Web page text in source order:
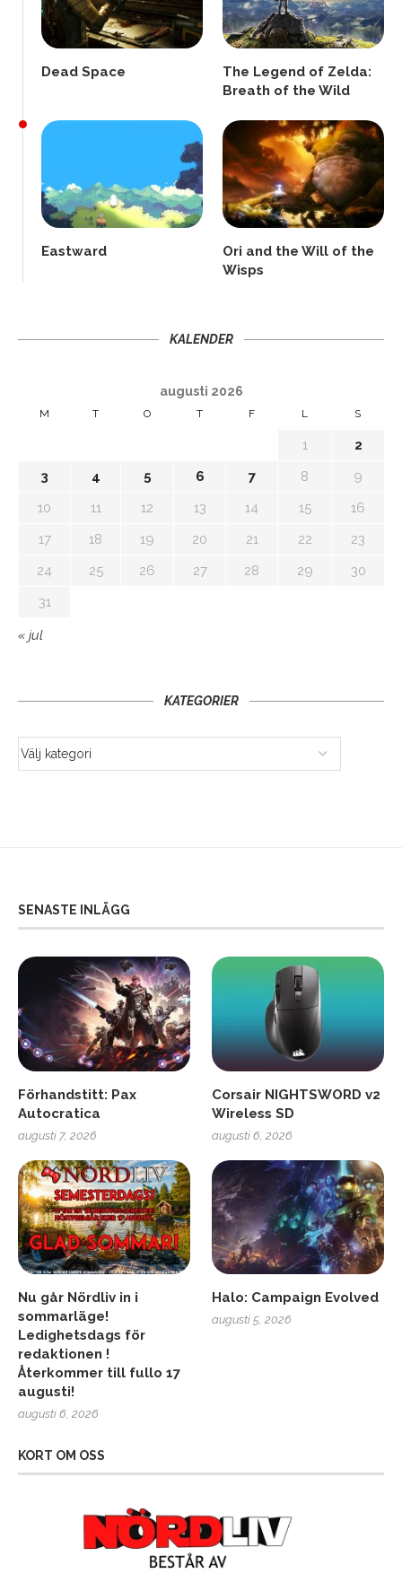
Dead Space
The Legend of Zelda:
Breath of the Wild
Eastward
Ori and the Will of the
Wisps
KALENDER
augusti 2026
M T O T F L S
1
2
3
4 5 6 7 8
9
10
11 12 13 14 15
16
17
18 19 20 21 22
23
24
25 26 27 28 29
30
31
« jul
KATEGORIER
SENASTE INLÄGG
Förhandstitt: Pax
Autocratica
augusti 7, 2026
Corsair NIGHTSWORD v2
Wireless SD
augusti 6, 2026
Nu går Nördliv in i
sommarläge!
Ledighetsdags för
redaktionen !
Återkommer till fullo 17
augusti!
augusti 6, 2026
Halo: Campaign Evolved
augusti 5, 2026
KORT OM OSS